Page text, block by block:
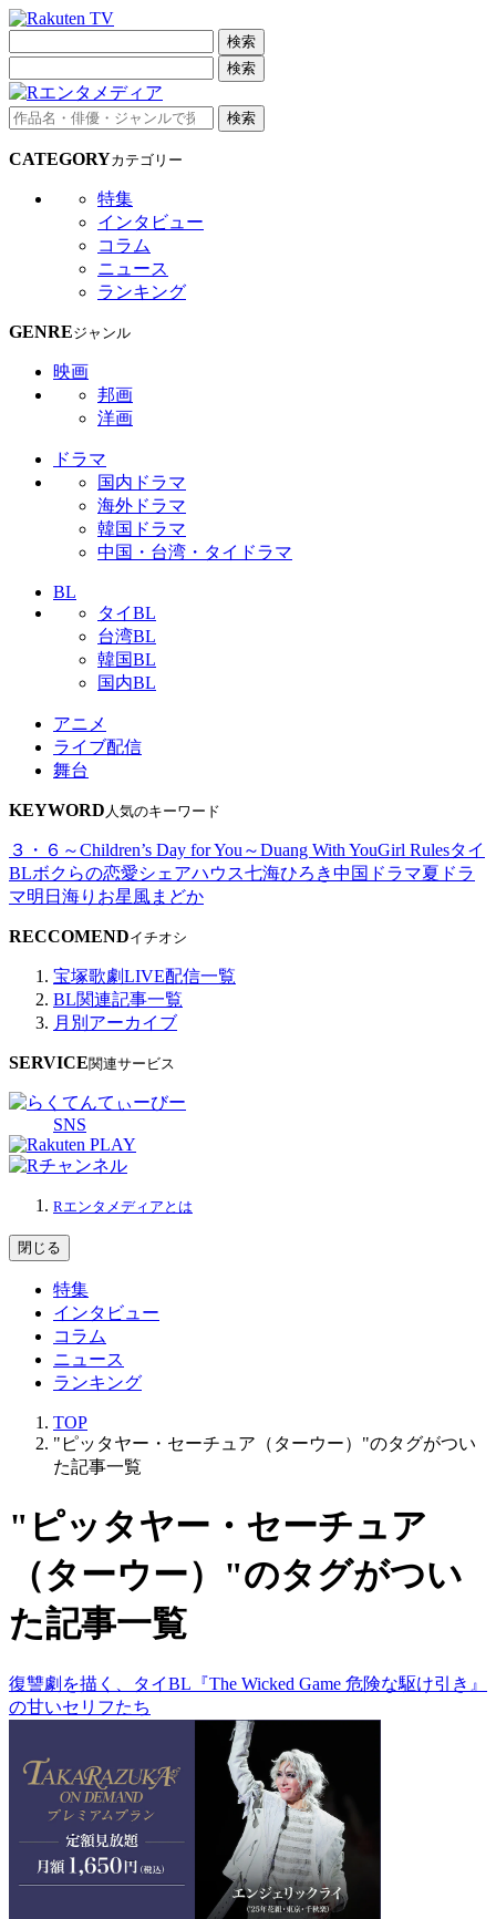
検索
検索
検索
CATEGORYカテゴリー
特集
インタビュー
コラム
ニュース
ランキング
GENREジャンル
映画
邦画
洋画
ドラマ
国内ドラマ
海外ドラマ
韓国ドラマ
中国・台湾・タイドラマ
BL
タイBL
台湾BL
韓国BL
国内BL
アニメ
ライブ配信
舞台
KEYWORD 人気のキーワード
３・６～Children’s Day for You～Duang With YouGirl Rulesタイ
BLボクらの恋愛シェアハウス七海ひろき中国ドラマ夏ドラ
マ明日海りお星風まどか
RECCOMENDイチオシ
宝塚歌劇LIVE配信一覧
BL関連記事一覧
月別アーカイブ
SERVICE関連サービス
SNS
Rエンタメディアとは
閉じる
特集
インタビュー
コラム
ニュース
ランキング
TOP
"ピッタヤー・セーチュア（ターウー）"のタグがつい
た記事一覧
"ピッタヤー・セーチュア
（ターウー）"のタグがつい
た記事一覧
復讐劇を描く、タイBL『The Wicked Game 危険な駆け引き』
の甘いセリフたち